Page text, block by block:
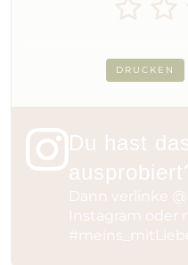
DRUCKEN
Du hast
Dann verlinke
Instagram oder